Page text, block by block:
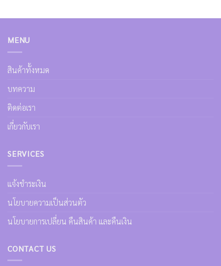
MENU
สินค้าทั้งหมด
บทความ
ติดต่อเรา
เกี่ยวกับเรา
SERVICES
แจ้งชำระเงิน
นโยบายความเป็นส่วนตัว
นโยบายการเปลี่ยน คืนสินค้า และคืนเงิน
CONTACT US